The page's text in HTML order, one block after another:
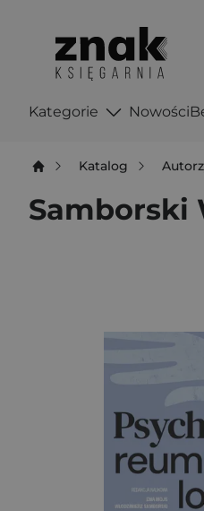
Kategorie Nowości
Katalog
Samborski